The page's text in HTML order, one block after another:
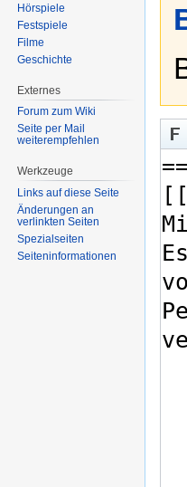
Hörspiele
Festspiele
Filme
Geschichte
Externes
Forum zum Wiki
Seite per Mail
weiterempfehlen
Werkzeuge
Links auf diese Seite
Änderungen an
verlinkten Seiten
Spezialseiten
Seiten­informationen